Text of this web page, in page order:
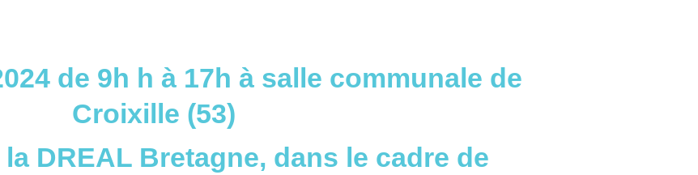
de 9h h à 17h à salle communale de
Croixille (53)
DREAL Bretagne, dans le cadre de